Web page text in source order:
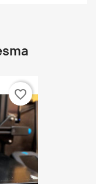
favorite_border